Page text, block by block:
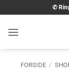
til
indhold
✆
FORSIDE /